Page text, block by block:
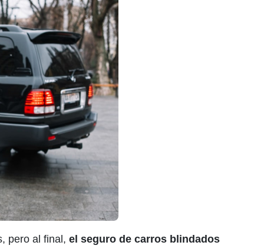
pero al final, el seguro de carros blindados